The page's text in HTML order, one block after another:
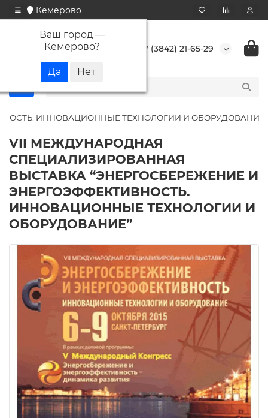
Кемерово
Ваш город —
Кемерово? +7 (3842) 21-65-29
ИННОВАЦИОННЫЕ ТЕХНОЛОГИИ И ОБОРУДОВАНИЕ”
VII МЕЖДУНАРОДНАЯ
СПЕЦИАЛИЗИРОВАННАЯ
ВЫСТАВКА “ЭНЕРГОСБЕРЕЖЕНИЕ И
ЭНЕРГОЭФФЕКТИВНОСТЬ.
ИННОВАЦИОННЫЕ ТЕХНОЛОГИИ И
ОБОРУДОВАНИЕ”